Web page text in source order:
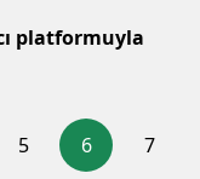
platformuyla
5 6
7